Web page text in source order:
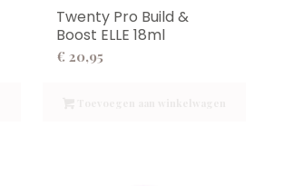
Twenty Pro Build &
Boost ELLE 18ml
€ 20,95